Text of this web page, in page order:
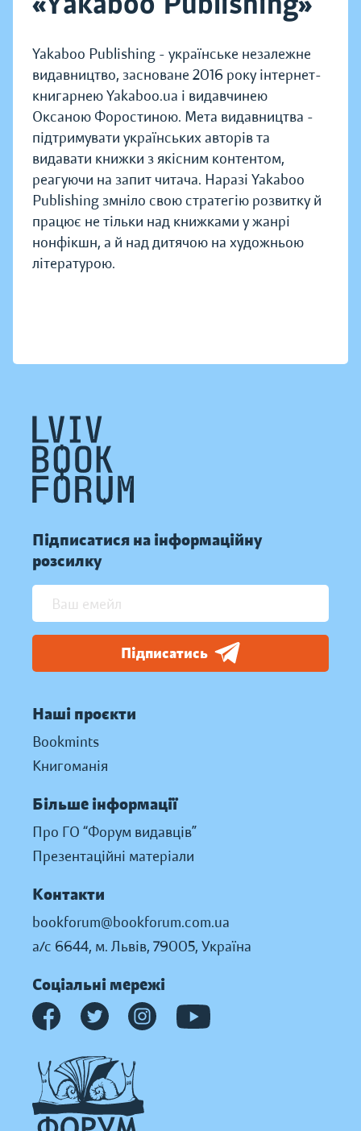
Yakaboo Publishing - українське незалежне
видавництво, засноване 2016 року інтернет-
книгарнею Yakaboo.ua і видавчинею
Оксаною Форостиною. Мета видавництва -
підтримувати українських авторів та
видавати книжки з якісним контентом,
реагуючи на запит читача. Наразі Yakaboo
Publishing змніло свою стратегію розвитку й
працює не тільки над книжками у жанрі
нонфікшн, а й над дитячою на художньою
літературою.
Підписатися на інформаційну
розсилку
Підписатись
Наші проєкти
Bookmints
Книгоманія
Більше інформації
Про ГО “Форум видавців”
Презентаційні матеріали
Контакти
bookforum@bookforum.com.ua
а/с 6644, м. Львів, 79005, Україна
Соціальні мережі